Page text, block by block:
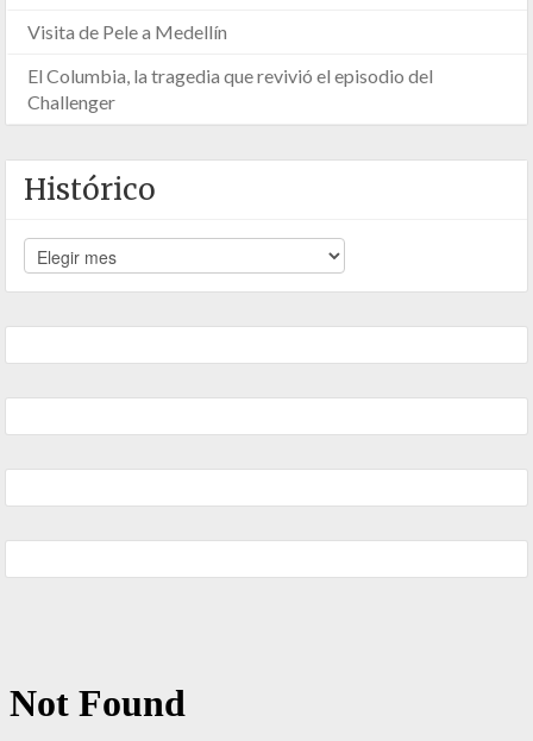
Visita de Pele a Medellín
El Columbia, la tragedia que revivió el episodio del
Challenger
Histórico